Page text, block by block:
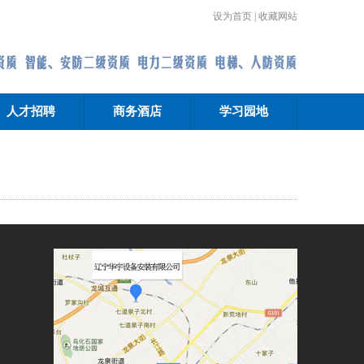
设为首页 收藏网站
人才招聘 商务酒店 学习园地